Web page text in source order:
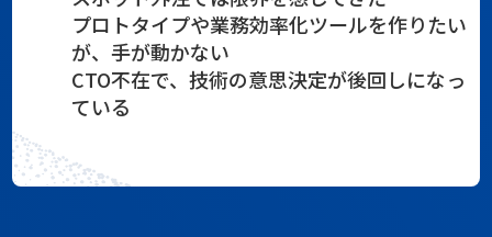
プロトタイプや業務効率化ツールを作りたい
が、手が動かない
CTO不在で、技術の意思決定が後回しになっ
ている